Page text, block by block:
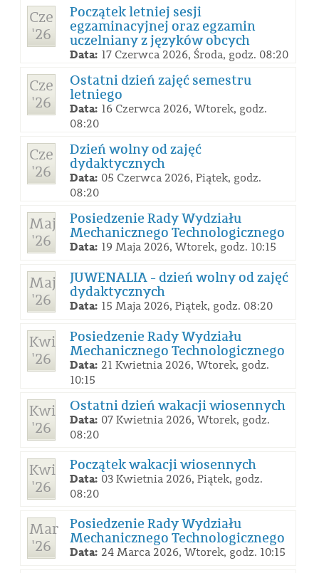
Cze
'26
Początek letniej sesji
egzaminacyjnej oraz egzamin
uczelniany z języków obcych
Data: 17 Czerwca 2026, Środa, godz. 08:20
Cze
'26
Ostatni dzień zajęć semestru
letniego
Data: 16 Czerwca 2026, Wtorek, godz.
08:20
Cze
'26
Dzień wolny od zajęć
dydaktycznych
Data: 05 Czerwca 2026, Piątek, godz.
08:20
Maj
'26
Posiedzenie Rady Wydziału
Mechanicznego Technologicznego
Data: 19 Maja 2026, Wtorek, godz. 10:15
Maj
'26
JUWENALIA - dzień wolny od zajęć
dydaktycznych
Data: 15 Maja 2026, Piątek, godz. 08:20
Kwi
'26
Posiedzenie Rady Wydziału
Mechanicznego Technologicznego
Data: 21 Kwietnia 2026, Wtorek, godz.
10:15
Kwi
'26
Ostatni dzień wakacji wiosennych
Data: 07 Kwietnia 2026, Wtorek, godz.
08:20
Kwi
'26
Początek wakacji wiosennych
Data: 03 Kwietnia 2026, Piątek, godz.
08:20
Mar
'26
Posiedzenie Rady Wydziału
Mechanicznego Technologicznego
Data: 24 Marca 2026, Wtorek, godz. 10:15